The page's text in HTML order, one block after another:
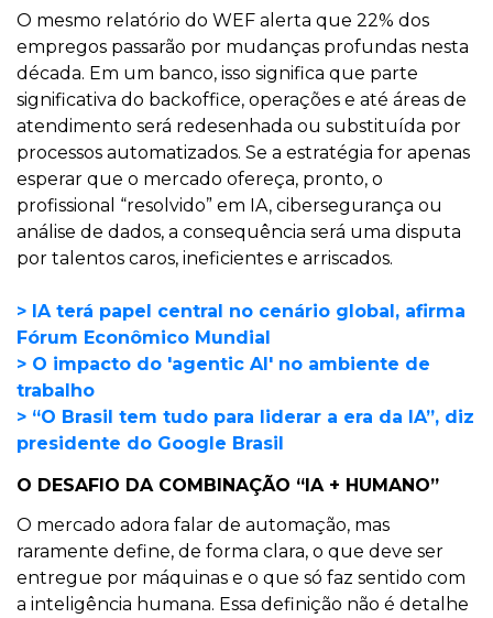
O mesmo relatório do WEF alerta que 22% dos
empregos passarão por mudanças profundas nesta
década. Em um banco, isso significa que parte
significativa do backoffice, operações e até áreas de
atendimento será redesenhada ou substituída por
processos automatizados. Se a estratégia for apenas
esperar que o mercado ofereça, pronto, o
profissional “resolvido” em IA, cibersegurança ou
análise de dados, a consequência será uma disputa
por talentos caros, ineficientes e arriscados.
> IA terá papel central no cenário global, afirma
Fórum Econômico Mundial
> O impacto do 'agentic AI' no ambiente de
trabalho
> “O Brasil tem tudo para liderar a era da IA”, diz
presidente do Google Brasil
O DESAFIO DA COMBINAÇÃO “IA + HUMANO”
O mercado adora falar de automação, mas
raramente define, de forma clara, o que deve ser
entregue por máquinas e o que só faz sentido com
a inteligência humana. Essa definição não é detalhe